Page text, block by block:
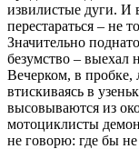
извилистые дуги. И
перестараться – не
Значительно
безумство – выехал
Вечерком, в
втискиваясь в
высовываются из
мотоциклисты
не говорю: где бы